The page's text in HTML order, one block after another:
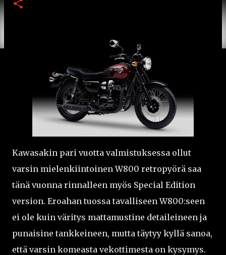
Kawasakin pari vuotta valmistuksessa ollut
varsin mielenkiintoinen W800 retropyörä saa
tänä vuonna rinnalleen myös Special Edition
version. Eroahan tuossa tavalliseen W800:seen
ei ole kuin väritys mattamustine detaileineen ja
punaisine tankkeineen, mutta täytyy kyllä sanoa,
että varsin komeasta vekottimesta on kysymys.